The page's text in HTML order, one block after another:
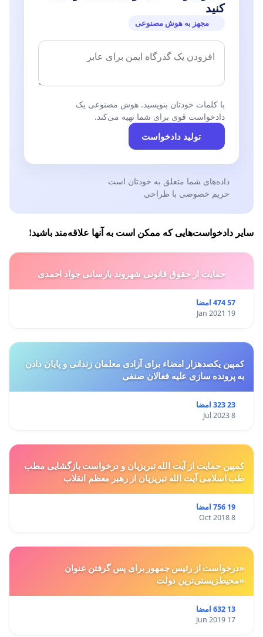
کنید
مجهز به هوش مصنوعی
با کلمات خودتان بنویسید. هوش مصنوعی یک
دادخواست قوی برای شما تهیه می‌کند.
تولید دادخواست
داده‌های شما متعلق به خودتان است
حریم خصوصی با طراحی
سایر دادخواست‌هایی که ممکن است به آنها علاقه‌مند باشید!
حمایت از حقوق قانونی شهروند یارسانی جواد احمدی
57 474 امضا
19 Jan 2021
کمپین یکصدهزار امضاء برای آزادی معلمان زندانی و پایان دادن
به پرونده سازی علیه فعالان صنفی
23 323 امضا
8 Jul 2023
کمپین حمایت از آیت الله تبریزیان و درخواست بازگشایی مطب
طب اسلامی آیت الله تبریزیان از رهبر معظم انقلاب
19 756 امضا
8 Oct 2018
«درخواست از رئیس جمهور برای پس گرفتن عنوان
«محیط‌زیستی‌ترین دولت
13 632 امضا
17 Jun 2019